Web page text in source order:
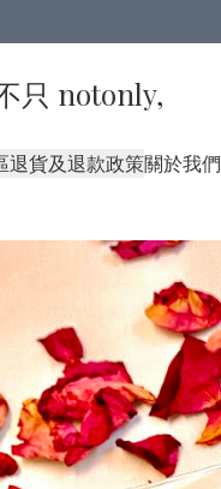
只 notonly,
退貨及退款政策關於我們